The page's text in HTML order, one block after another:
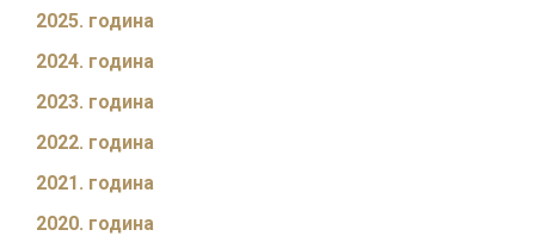
2025. година
2024. година
2023. година
2022. година
2021. година
2020. година